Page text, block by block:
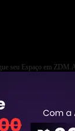
seu Espaço em